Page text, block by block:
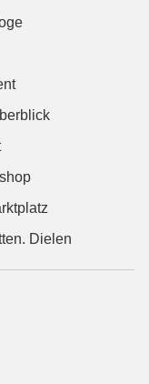
Dielen